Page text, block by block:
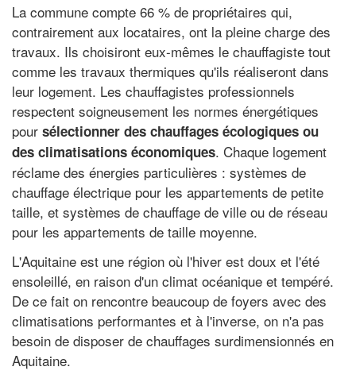
La commune compte 66 % de propriétaires qui,
contrairement aux locataires, ont la pleine charge des
travaux. Ils choisiront eux-mêmes le chauffagiste tout
comme les travaux thermiques qu'ils réaliseront dans
leur logement. Les chauffagistes professionnels
respectent soigneusement les normes énergétiques
pour sélectionner des chauffages écologiques ou
des climatisations économiques. Chaque logement
réclame des énergies particulières : systèmes de
chauffage électrique pour les appartements de petite
taille, et systèmes de chauffage de ville ou de réseau
pour les appartements de taille moyenne.
L'Aquitaine est une région où l'hiver est doux et l'été
ensoleillé, en raison d'un climat océanique et tempéré.
De ce fait on rencontre beaucoup de foyers avec des
climatisations performantes et à l'inverse, on n'a pas
besoin de disposer de chauffages surdimensionnés en
Aquitaine.